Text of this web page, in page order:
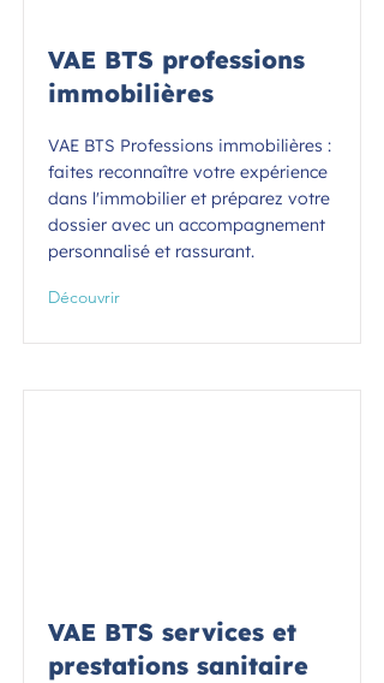
VAE BTS professions
immobilières
VAE BTS Professions immobilières :
faites reconnaître votre expérience
dans l'immobilier et préparez votre
dossier avec un accompagnement
personnalisé et rassurant.
Découvrir
VAE BTS services et
prestations sanitaire